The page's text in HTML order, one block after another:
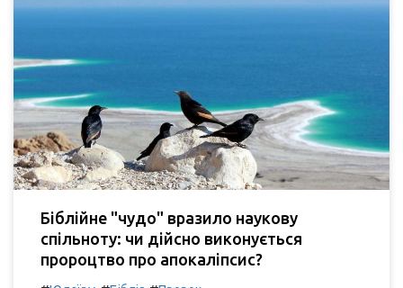
Біблійне "чудо" вразило наукову
спільноту: чи дійсно виконується
пророцтво про апокаліпсис?